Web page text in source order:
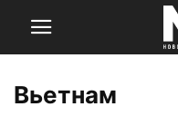
Вьетнам